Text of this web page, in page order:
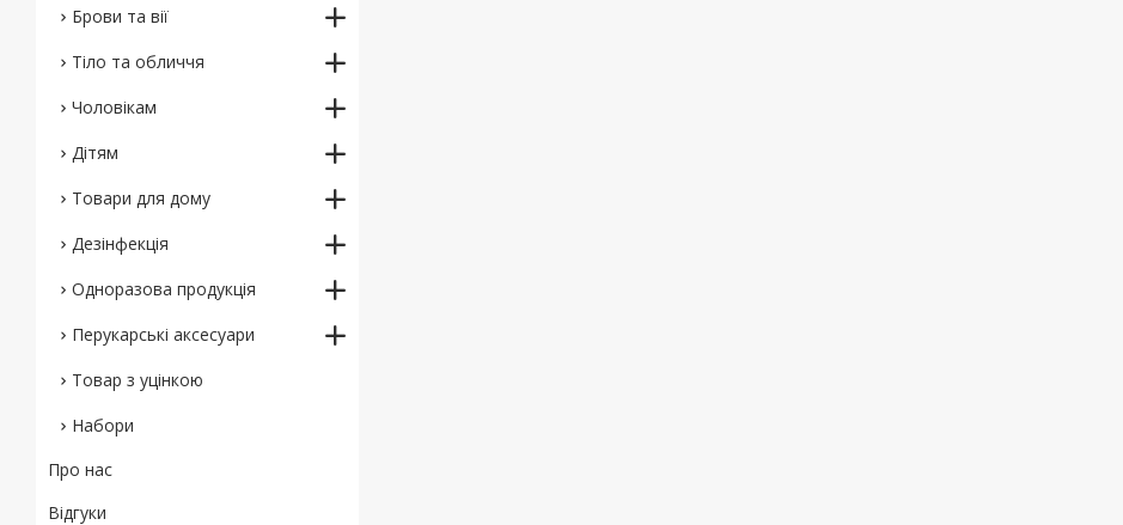
Брови та вії
Тіло та обличчя
Чоловікам
Дітям
Товари для дому
Дезінфекція
Одноразова продукція
Перукарські аксесуари
Товар з уцінкою
Набори
Про нас
Відгуки